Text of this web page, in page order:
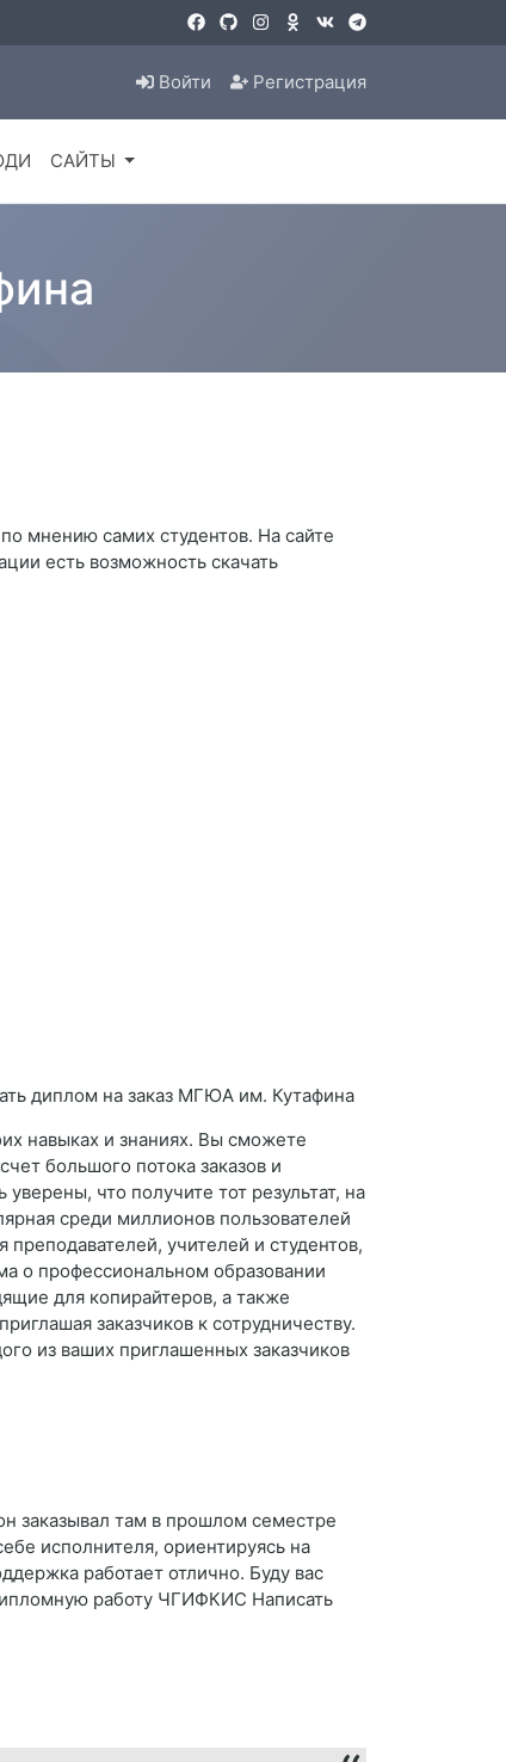
Войти Регистрация
САЙТЫ
мнению самих студентов. На сайте
есть возможность скачать
навыках и знаниях. Вы сможете
большого потока заказов и
что получите тот результат, на
среди миллионов пользователей
учителей и студентов,
о профессиональном образовании
для копирайтеров, а также
заказчиков к сотрудничеству.
из ваших приглашенных заказчиков
заказывал там в прошлом семестре
исполнителя, ориентируясь на
работает отлично. Буду вас
работу ЧГИФКИС Написать